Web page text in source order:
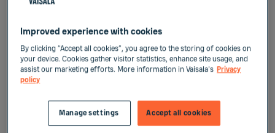
de concentração pré-instalada de fábrica.
Principais benefícios
Improved experience with cookies
By clicking “Accept all cookies”, you agree to the storing of cookies on
your device. Cookies gather visitor statistics, enhance site usage, and
assist our marketing efforts. More information in Vaisala's Privacy
policy
Accept all cookies
Manage settings